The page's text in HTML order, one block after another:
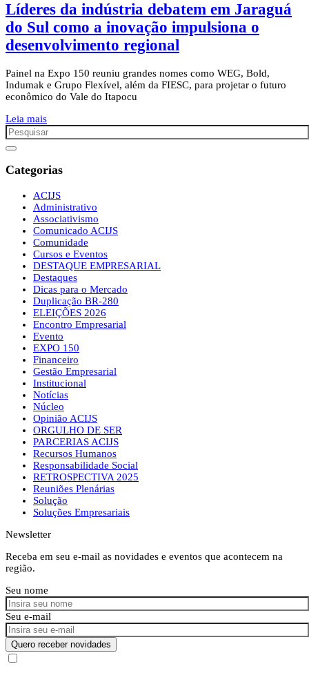
Líderes da indústria debatem em Jaraguá
do Sul como a inovação impulsiona o
desenvolvimento regional
Painel na Expo 150 reuniu grandes nomes como WEG, Bold,
Indumak e Grupo Flexível, além da FIESC, para projetar o futuro
econômico do Vale do Itapocu
Leia mais
Categorias
ACIJS
Administrativo
Associativismo
Comunicado ACIJS
Comunidade
Cursos e Eventos
DESTAQUE EMPRESARIAL
Destaques
Dicas para o Mercado
Duplicação BR-280
ELEIÇÕES 2026
Encontro Empresarial
Evento
EXPO 150
Financeiro
Gestão Empresarial
Institucional
Notícias
Núcleo
Opinião ACIJS
ORGULHO DE SER
PARCERIAS ACIJS
Recursos Humanos
Responsabilidade Social
RETROSPECTIVA 2025
Reuniões Plenárias
Solução
Soluções Empresariais
Newsletter
Receba em seu e-mail as novidades e eventos que acontecem na
região.
Seu nome
Seu e-mail
Quero receber novidades